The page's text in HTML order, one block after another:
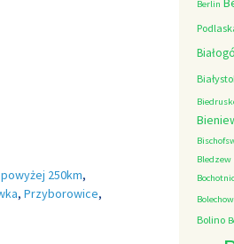
250km,
, Przyborowice,
Berlin
Bledzew
Bolino